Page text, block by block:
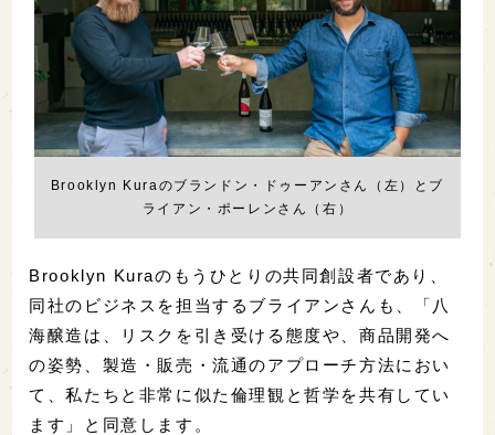
Brooklyn Kuraのブランドン・ドゥーアンさん（左）とブ
ライアン・ポーレンさん（右）
Brooklyn Kuraのもうひとりの共同創設者であり、
同社のビジネスを担当するブライアンさんも、「八
海醸造は、リスクを引き受ける態度や、商品開発へ
の姿勢、製造・販売・流通のアプローチ方法におい
て、私たちと非常に似た倫理観と哲学を共有してい
ます」と同意します。